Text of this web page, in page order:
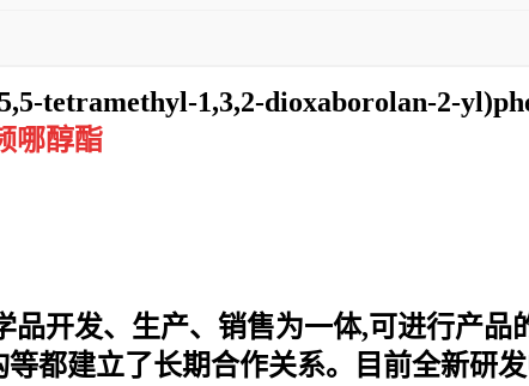
tetramethyl-1,3,2-dioxaborolan-2-
哪醇酯
品开发、生产、销售为一体,可进行产品
都建立了长期合作关系。目前全新研